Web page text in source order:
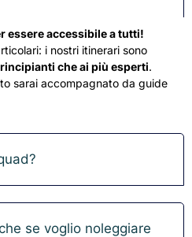
essere accessibile a tutti!
i nostri itinerari sono
che ai più esperti.
sarai accompagnato da guide
se voglio noleggiare